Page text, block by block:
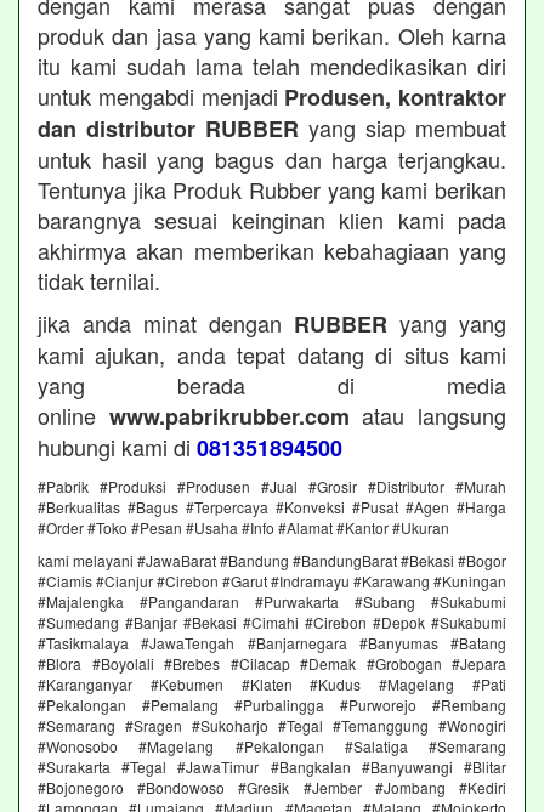
produk dan jasa yang kami berikan. Oleh karna
itu kami sudah lama telah mendedikasikan diri
untuk mengabdi menjadi Produsen, kontraktor
dan distributor RUBBER yang siap membuat
untuk hasil yang bagus dan harga terjangkau.
Tentunya jika Produk Rubber yang kami berikan
barangnya sesuai keinginan klien kami pada
akhirmya akan memberikan kebahagiaan yang
tidak ternilai.
jika anda minat dengan RUBBER yang yang
kami ajukan, anda tepat datang di situs kami
yang berada di media
online www.pabrikrubber.com atau langsung
hubungi kami di 081351894500
#Pabrik #Produksi #Produsen #Jual #Grosir #Distributor #Murah
#Berkualitas #Bagus #Terpercaya #Konveksi #Pusat #Agen #Harga
#Order #Toko #Pesan #Usaha #Info #Alamat #Kantor #Ukuran
kami melayani #JawaBarat #Bandung #BandungBarat #Bekasi #Bogor
#Ciamis #Cianjur #Cirebon #Garut #Indramayu #Karawang #Kuningan
#Majalengka #Pangandaran #Purwakarta #Subang #Sukabumi
#Sumedang #Banjar #Bekasi #Cimahi #Cirebon #Depok #Sukabumi
#Tasikmalaya #JawaTengah #Banjarnegara #Banyumas #Batang
#Blora #Boyolali #Brebes #Cilacap #Demak #Grobogan #Jepara
#Karanganyar #Kebumen #Klaten #Kudus #Magelang #Pati
#Pekalongan #Pemalang #Purbalingga #Purworejo #Rembang
#Semarang #Sragen #Sukoharjo #Tegal #Temanggung #Wonogiri
#Wonosobo #Magelang #Pekalongan #Salatiga #Semarang
#Surakarta #Tegal #JawaTimur #Bangkalan #Banyuwangi #Blitar
#Bojonegoro #Bondowoso #Gresik #Jember #Jombang #Kediri